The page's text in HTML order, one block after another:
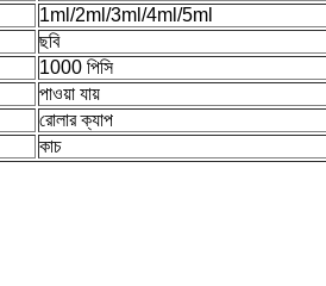
1ml/2ml/3ml/4ml/5ml
ছবি
1000 পিসি
পাওয়া যায়
রোলার ক্যাপ
কাচ